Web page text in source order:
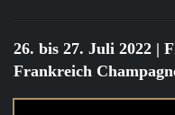
26. bis 27. Juli 2022 |
Frankreich